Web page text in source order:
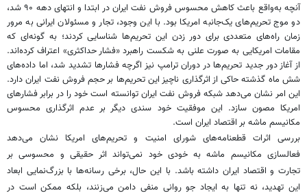
آنچه به‌واقع باعث کاهش محسوس فروش نفت ایران در ابتدا و انتهای دهه ۹۰ شد،
دو موج تحریم‌های یک‌جانبه امریکا بود. با این وجود، تجار و مسئولان ایرانی به مرور
زمان راه‌های متعددی برای دور زدن این تحریم‌ها شناسایی کردند؛ به گونه‌ای که
مقامات امریکایی به صورت علنی به شکست راهبرد «فشار حداکثری» اعتراف کرده‌اند.
از آغاز دور جدید تحریم‌ها در دوران ترامپ نیز اگرچه فشارها تشدید شد، اما داده‌های
شش ماه گذشته حاکی از اثرگذاری ناچیز این تحریم‌ها بر حجم فروش نفت ایران دارد.
این امر نشان می‌دهد شبکه فروش نفت ایران توانسته است خود را در برابر فشارهای
امریکا مصون سازد. این موفقیت خود سندی دیگر بر عدم اثرگذاری محسوس
مکانیسم ماشه بر اقتصاد ایران است.
بررسی اثرات قطعنامه‌های شورای امنیت و تحریم‌های امریکا نشان می‌دهد
فعالسازی مکانیسم ماشه به خودی خود نمی‌تواند اثر حقیقی و محسوسی بر
تجارت و اقتصاد ایران داشته باشد. با این حال، برخی رسانه‌ها با بزرگ‌نمایی ابعاد
این تهدید، نه تنها به ایجاد جو روانی منفی دامن می‌زنند، بلکه ممکن است در